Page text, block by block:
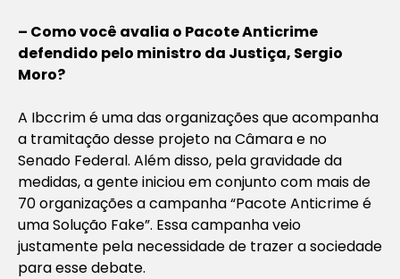
– Como você avalia o Pacote Anticrime
defendido pelo ministro da Justiça, Sergio
Moro?
A Ibccrim é uma das organizações que acompanha
a tramitação desse projeto na Câmara e no
Senado Federal. Além disso, pela gravidade da
medidas, a gente iniciou em conjunto com mais de
70 organizações a campanha “Pacote Anticrime é
uma Solução Fake”. Essa campanha veio
justamente pela necessidade de trazer a sociedade
para esse debate.